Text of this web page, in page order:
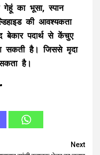
का भूसा, स्पान
की आवश्यकता
बेकार पदार्थ से केंचुए
सकती है। जिससे मृदा
है।
Next